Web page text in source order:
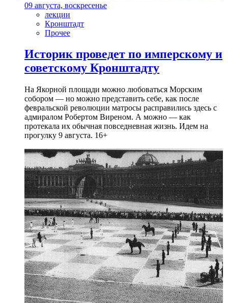
09 августа, воскресенье
лекции
Кронштадт
Прочее
Историк проведет по имперскому и
советскому Кронштадту
На Якорной площади можно любоваться Морским
собором — но можно представить себе, как после
февральской революции матросы расправились здесь с
адмиралом Робертом Виреном. А можно — как
протекала их обычная повседневная жизнь. Идем на
прогулку 9 августа. 16+